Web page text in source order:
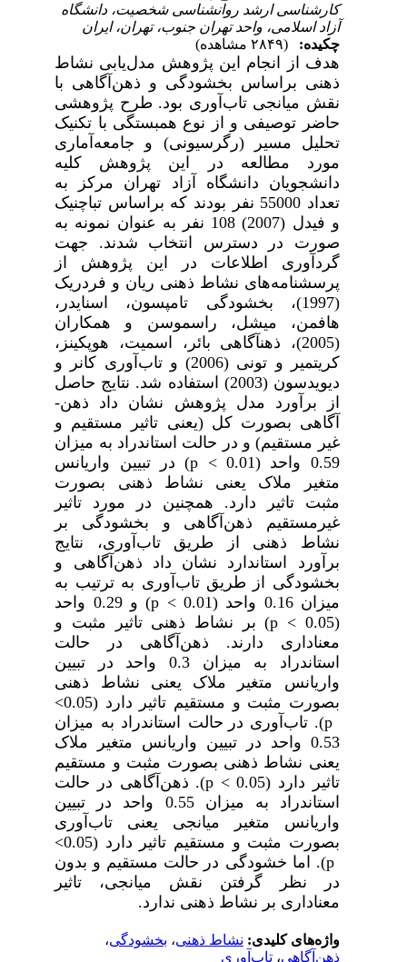
کارشناسی ارشد روانشناسی شخصیت، دانشگاه
آزاد اسلامی، واحد تهران جنوب، تهران، ایران
چکیده:
هدف از انجام این پژوهش مدل‌یابی نشاط
ذهنی براساس بخشودگی و ذهن‌­آگاهی با
نقش میانجی تاب­‌آوری بود.طرح پژوهشی
حاضر توصیفی و از نوع همبستگی با تکنیک
تحلیل مسیر (رگرسیونی) و جامعه‌آماری
مورد مطالعه در این پژوهش کلیه
دانشجویان دانشگاه آزاد تهران مرکز به
تعداد 55000 نفر بودند که براساس تباچنیک
و فیدل (2007) 108 نفر به عنوان نمونه
به
صورت در دسترس انتخاب شدند. جهت
گردآوری اطلاعات در این پژوهش از
پرسشنامه‌هاینشاط ذهنی ریان و فردریک
،
بخشودگی تامپسون، اسنایدر،
هافمن، میشل، راسموسن و همکاران
، ذهن­آگاهی بائر، اسمیت، هوپکینز،
کریتمیر و تونی (2006)
وتاب‌­آوری کانر و
دیویدسون (2003)
استفاده شد. نتایج حاصل
از برآورد مدل پژوهش نشان دادذهن‌­
آگاهی بصورت کل (یعنی تاثیر مستقیم و
غیر مستقیم) و در حالت استاندراد به میزان
0.59 واحد (0.01
<
p ) در تبیین واریانس
متغیر ملاک یعنی
نشاط ذهنیبصورت
مثبت
تاثیر دارد. همچنین در مورد تاثیر
غیرمستقیم
ذهن‌­آگاهی و بخشودگی
بر
نشاط ذهنیاز طریق تاب‌­آوری،
نتایج
برآورد استاندارد نشان داد ذهن­‌آگاهی و
بخشودگی از طریقتاب‌­آوری به ترتیب به
میزان 0.16 واحد (0.01
<
p
) و 0.29 واحد
<
p ) برنشاط ذهنیتاثیر مثبت و
معناداری دارند. ذهن‌­آگاهی
در حالت
استاندراد به میزان 0.3 واحد در تبیین
واریانس متغیر ملاک یعنی نشاط ذهنی
بصورت مثبت و مستقیم تاثیر دارد (0.05
<
).تاب‌­آوریدر حالت استاندراد به میزان
0.53 واحد در تبیین واریانس متغیر ملاک
یعنی نشاط ذهنیبصورت مثبت و مستقیم
تاثیر دارد (0.05
<
p
).ذهن­‌آگاهی در حالت
استاندراد به میزان 0.55 واحد در تبیین
واریانس متغیر میانجی یعنی
تاب­‌آوری
بصورت مثبت و مستقیم تاثیر دارد (0.05
<
).اماخشودگی در حالت مستقیم و بدون
در نظر گرفتن نقش میانجی، تاثیر
معناداری برنشاط ذهنی ندارد .
واژه‌های کلیدی:نشاط ذهنی،بخشودگی،
ذهن‌آگاهی،تاب‌آوری